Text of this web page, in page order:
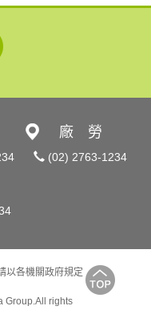
廠 勞
(02) 2763-1234
以各機關政府規定
Group.All rights